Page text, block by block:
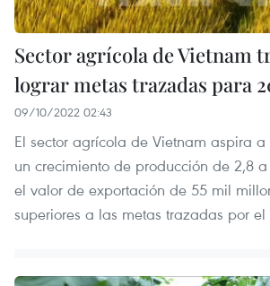
Sector agrícola de Vietnam
lograr metas trazadas para
09/10/2022 02:43
El sector agrícola de Vietnam aspira
un crecimiento de producción de 2,8
el valor de exportación de 55 mil
superiores a las metas trazadas por el